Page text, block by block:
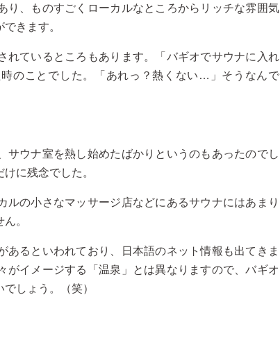
り、ものすごくローカルなところからリッチな雰囲気
きます。
れているところもあります。「バギオでサウナに入れ
のことでした。「あれっ？熱くない…」そうなんで
サウナ室を熱し始めたばかりというのもあったのでし
に残念でした。
ルの小さなマッサージ店などにあるサウナにはあまり
。
あるといわれており、日本語のネット情報も出てきま
がイメージする「温泉」とは異なりますので、バギオ
しょう。（笑）